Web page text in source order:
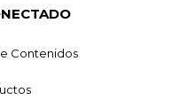
Contenidos